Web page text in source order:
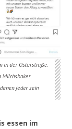
in der Osterstraße.
Milchshakes.
jeder sein
essen im